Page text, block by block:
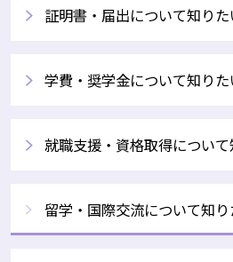
証明書・届出について知りた
学費・奨学金について知りた
就職支援・資格取得につい
留学・国際交流について知り